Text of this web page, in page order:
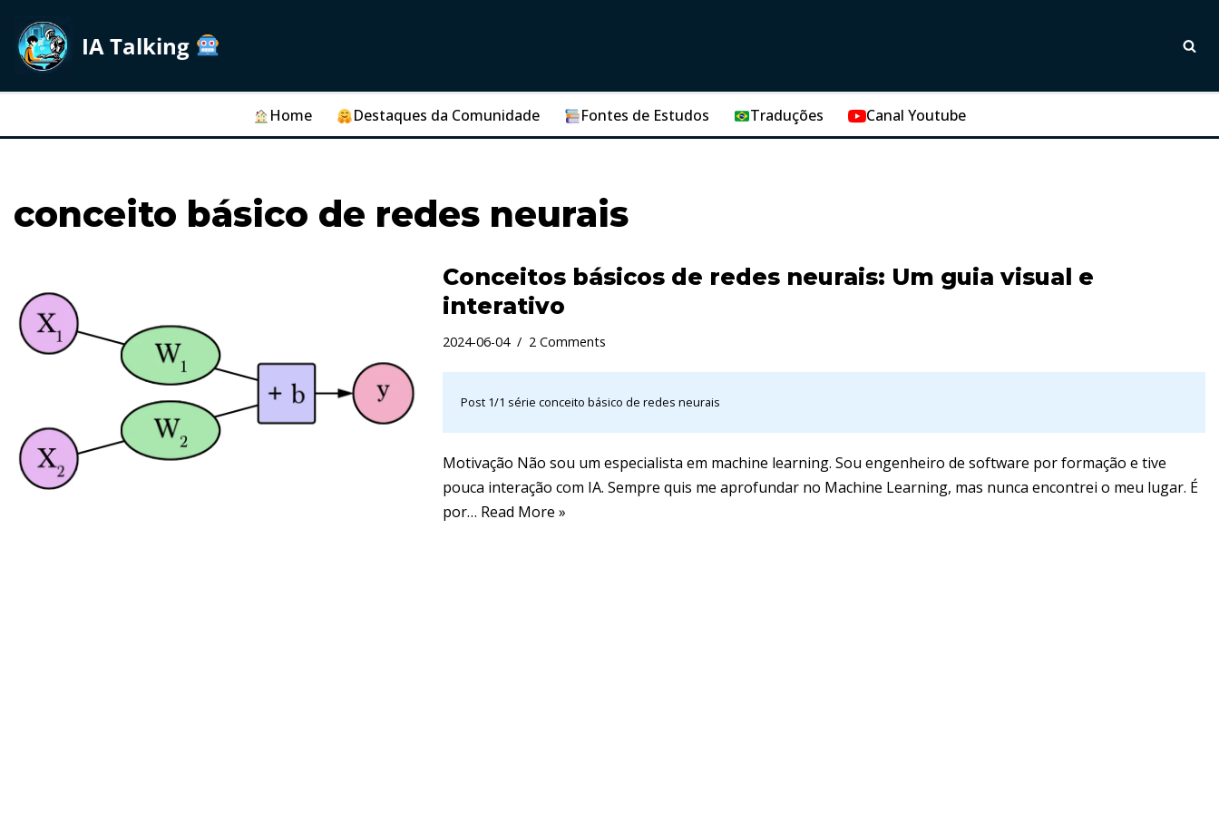
Skip
IA Talking
Home Destaques da Comunidade Fontes de Estudos Traduções Canal Youtube
conceito básico de redes neurais
Conceitos básicos de redes neurais: Um guia visual e
interativo
2024-06-04 2 Comments
Post 1/1 série conceito básico de redes neurais
Motivação Não sou um especialista em machine learning. Sou engenheiro de software por formação e tive
pouca interação com IA. Sempre quis me aprofundar no Machine Learning, mas nunca encontrei o meu lugar. É
por… Read More »